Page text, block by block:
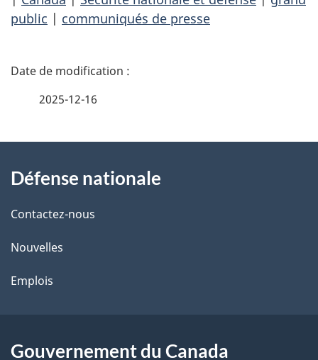
public | communiqués de presse
D
i
l
s
d
l
2025-12-16
propos
de
ce
site
Défense nationale
Contactez-nous
Nouvelles
Emplois
Gouvernement du Canada